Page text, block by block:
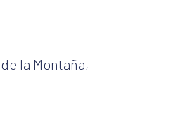
la Montaña,